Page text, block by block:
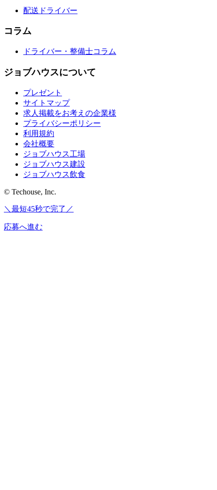
配送ドライバー
コラム
ドライバー・整備士コラム
ジョブハウスについて
プレゼント
サイトマップ
求人掲載をお考えの企業様
プライバシーポリシー
利用規約
会社概要
ジョブハウス工場
ジョブハウス建設
ジョブハウス飲食
© Techouse, Inc.
＼最短45秒で完了／
応募へ進む